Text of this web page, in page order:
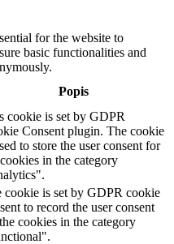
for the website to
basic functionalities and
Popis
cookie is set by GDPR
Consent plugin. The cookie
to store the user consent for
in the category
cookie is set by GDPR cookie
to record the user consent
cookies in the category